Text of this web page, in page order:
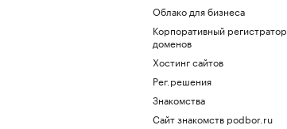
Облако для бизнеса
Корпоративный регистратор
доменов
Хостинг сайтов
Рег.решения
Знакомства
Сайт знакомств podbor.ru